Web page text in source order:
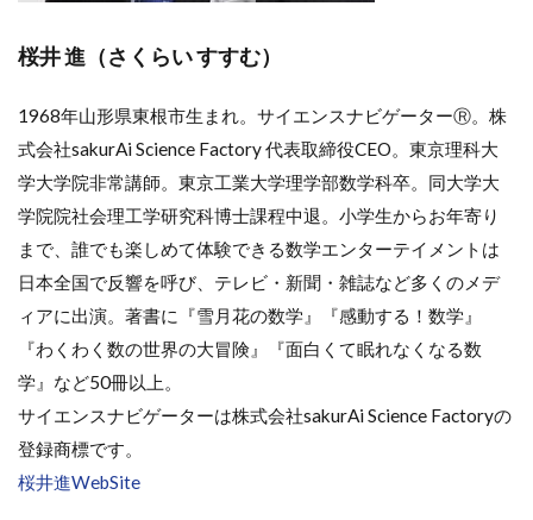
桜井 進（さくらい すすむ）
1968年山形県東根市生まれ。サイエンスナビゲーターⓇ。株
式会社sakurAi Science Factory 代表取締役CEO。東京理科大
学大学院非常講師。東京工業大学理学部数学科卒。同大学大
学院院社会理工学研究科博士課程中退。小学生からお年寄り
まで、誰でも楽しめて体験できる数学エンターテイメントは
日本全国で反響を呼び、テレビ・新聞・雑誌など多くのメデ
ィアに出演。著書に『雪月花の数学』『感動する！数学』
『わくわく数の世界の大冒険』『面白くて眠れなくなる数
学』など50冊以上。
サイエンスナビゲーターは株式会社sakurAi Science Factoryの
登録商標です。
桜井進WebSite